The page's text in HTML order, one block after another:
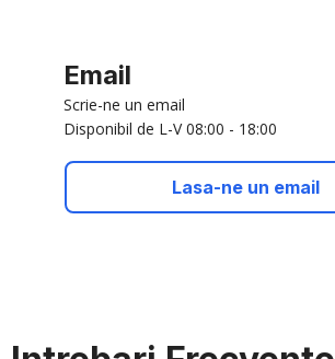
Email
Scrie-ne un email
Disponibil de L-V 08:00 - 18:00
Lasa-ne un email